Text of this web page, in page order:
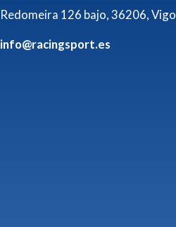
Redomeira 126 bajo, 36206, Vigo
info@racingsport.es